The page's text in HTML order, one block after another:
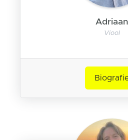
Adriaan
Viool